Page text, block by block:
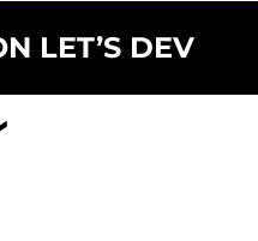
LET’S DEV